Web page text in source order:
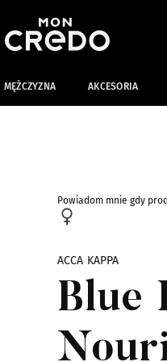
MĘŻCZYZNA AKCESORIA
Powiadom mnie gdy
ACCA KAPPA
Blue